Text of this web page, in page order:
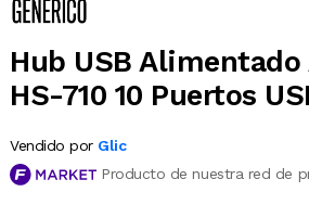
Hub USB Alimentado
HS-710 10 Puertos
Vendido por Glic
Producto de nuestra red de